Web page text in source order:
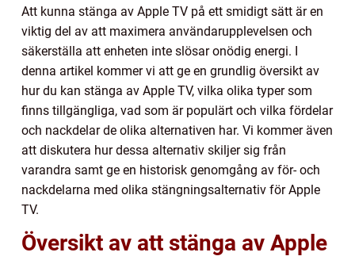
Att kunna stänga av Apple TV på ett smidigt sätt är en
viktig del av att maximera användarupplevelsen och
säkerställa att enheten inte slösar onödig energi. I
denna artikel kommer vi att ge en grundlig översikt av
hur du kan stänga av Apple TV, vilka olika typer som
finns tillgängliga, vad som är populärt och vilka fördelar
och nackdelar de olika alternativen har. Vi kommer även
att diskutera hur dessa alternativ skiljer sig från
varandra samt ge en historisk genomgång av för- och
nackdelarna med olika stängningsalternativ för Apple
TV.
Översikt av att stänga av Apple